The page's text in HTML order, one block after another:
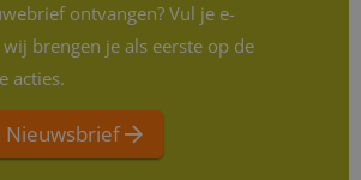
ontvangen? Vul je e-
brengen je als eerste op de
acties.
Nieuwsbrief